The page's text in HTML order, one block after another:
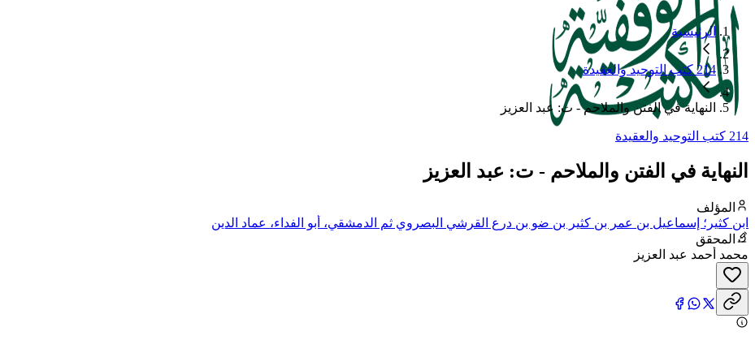
الرئيسية
214 كتب التوحيد والعقيدة
النهاية في الفتن والملاحم - ت: عبد العزيز
214 كتب التوحيد والعقيدة
النهاية في الفتن والملاحم - ت: عبد العزيز
المؤلف
ابن كثير؛ إسماعيل بن عمر بن كثير بن ضو بن درع القرشي البصروي ثم الدمشقي، أبو الفداء، عماد الدين
المحقق
محمد أحمد عبد العزيز